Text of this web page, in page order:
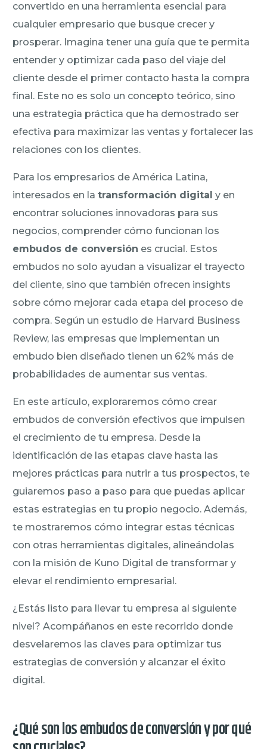
convertido en una herramienta esencial para
cualquier empresario que busque crecer y
prosperar. Imagina tener una guía que te permita
entender y optimizar cada paso del viaje del
cliente desde el primer contacto hasta la compra
final. Este no es solo un concepto teórico, sino
una estrategia práctica que ha demostrado ser
efectiva para maximizar las ventas y fortalecer las
relaciones con los clientes.
Para los empresarios de América Latina,
interesados en latransformación digital y en
encontrar soluciones innovadoras para sus
negocios, comprender cómo funcionan los
embudos de conversión es crucial. Estos
embudos no solo ayudan a visualizar el trayecto
del cliente, sino que también ofrecen insights
sobre cómo mejorar cada etapa del proceso de
compra. Según un estudio de Harvard Business
Review, las empresas que implementan un
embudo bien diseñado tienen un 62% más de
probabilidades de aumentar sus ventas.
En este artículo, exploraremos cómo crear
embudos de conversión efectivos que impulsen
el crecimiento de tu empresa. Desde la
identificación de las etapas clave hasta las
mejores prácticas para nutrir a tus prospectos, te
guiaremos paso a paso para que puedas aplicar
estas estrategias en tu propio negocio. Además,
te mostraremos cómo integrar estas técnicas
con otras herramientas digitales, alineándolas
con la misión de Kuno Digital de transformar y
elevar el rendimiento empresarial.
¿Estás listo para llevar tu empresa al siguiente
nivel? Acompáñanos en este recorrido donde
desvelaremos las claves para optimizar tus
estrategias de conversión y alcanzar el éxito
digital.
¿Qué son los embudos de conversión y por qué